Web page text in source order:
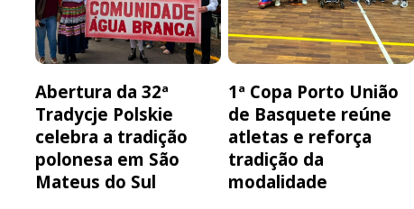
Abertura da 32ª
Tradycje Polskie
celebra a tradição
polonesa em São
Mateus do Sul
1ª Copa Porto União
de Basquete reúne
atletas e reforça
tradição da
modalidade